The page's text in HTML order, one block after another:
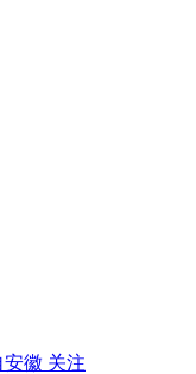
安徽 关注